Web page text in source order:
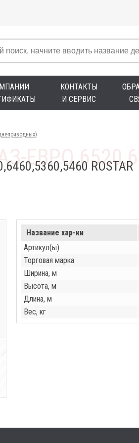
КОНТАКТЫ
И СЕРВИС
ROSTAR
Название хар-ки
Артикул(ы)
Торговая марка
Ширина, м
Высота, м
Длина, м
Вес, кг